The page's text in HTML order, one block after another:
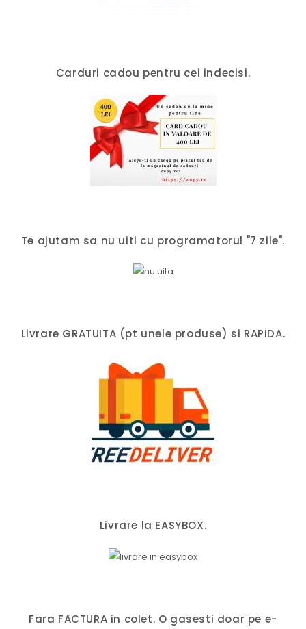
Carduri cadou pentru cei indecisi.
Te ajutam sa nu uiti cu programatorul "7 zile".
Livrare GRATUITA (pt unele produse) si RAPIDA.
Livrare la EASYBOX.
Fara FACTURA in colet. O gasesti doar pe e-